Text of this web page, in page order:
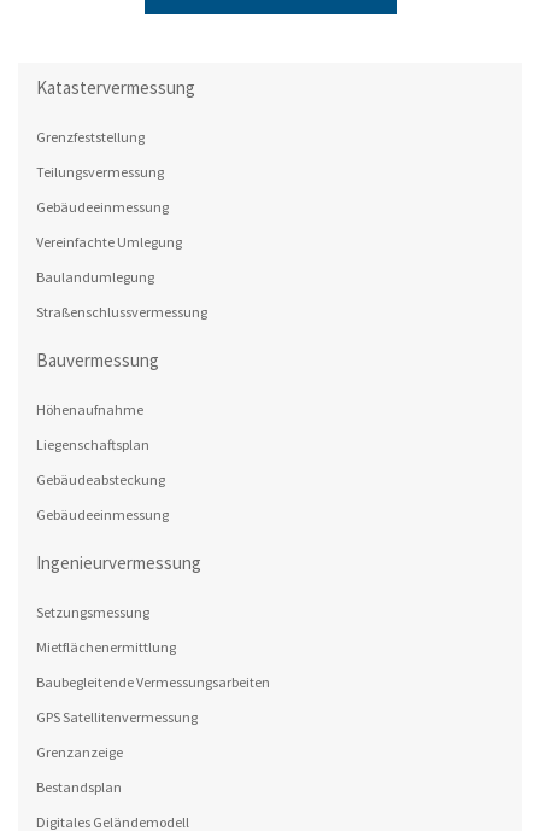
Katastervermessung
Grenzfeststellung
Teilungsvermessung
Gebäudeeinmessung
Vereinfachte Umlegung
Baulandumlegung
Straßenschlussvermessung
Bauvermessung
Höhenaufnahme
Liegenschaftsplan
Gebäudeabsteckung
Gebäudeeinmessung
Ingenieurvermessung
Setzungsmessung
Mietflächenermittlung
Baubegleitende Vermessungsarbeiten
GPS Satellitenvermessung
Grenzanzeige
Bestandsplan
Digitales Geländemodell